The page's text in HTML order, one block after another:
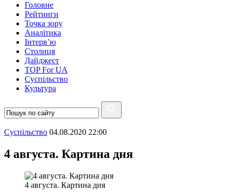
Головне
Рейтинги
Точка зору
Аналітика
Інтерв’ю
Столиця
Дайджест
TOP For UA
Суспiльство
Культура
Суспiльство 04.08.2020 22:00
4 августа. Картина дня
4 августа. Картина дня